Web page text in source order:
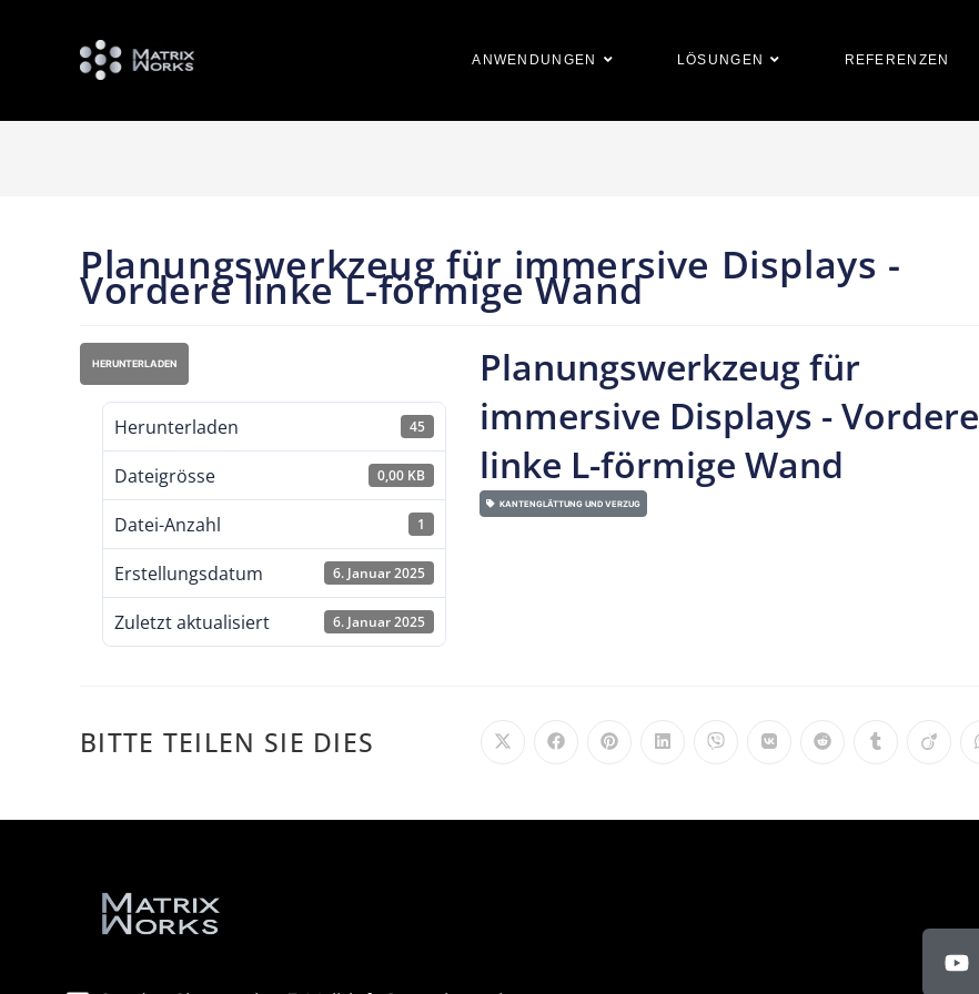
ANWENDUNGEN LÖSUNGEN REFERENZEN
Planungswerkzeug für immersive Displays -
Vordere linke L-förmige Wand
HERUNTERLADEN
Herunterladen 45
Dateigrösse 0,00 KB
Datei-Anzahl 1
Erstellungsdatum 6. Januar 2025
Zuletzt aktualisiert 6. Januar 2025
Planungswerkzeug für
immersive Displays - Vordere
linke L-förmige Wand
KANTENGLÄTTUNG UND VERZUG
BITTE TEILEN SIE DIES